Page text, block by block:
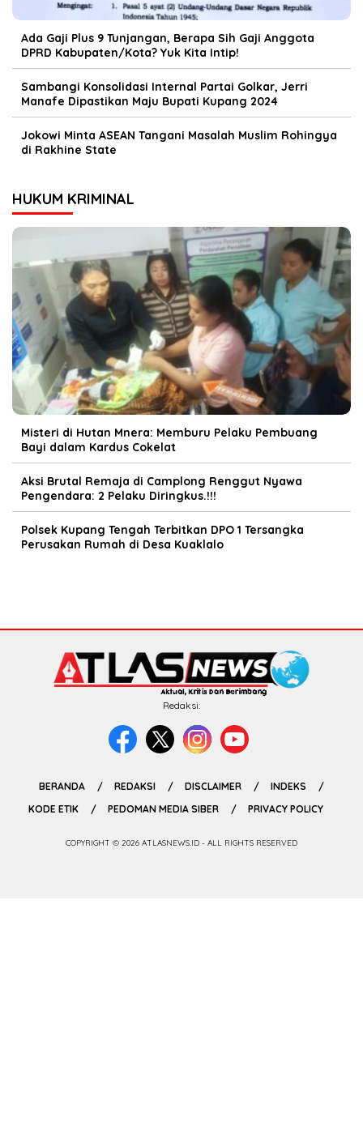
Ada Gaji Plus 9 Tunjangan, Berapa Sih Gaji Anggota
DPRD Kabupaten/Kota? Yuk Kita Intip!
Sambangi Konsolidasi Internal Partai Golkar, Jerri
Manafe Dipastikan Maju Bupati Kupang 2024
Jokowi Minta ASEAN Tangani Masalah Muslim Rohingya
di Rakhine State
HUKUM KRIMINAL
Misteri di Hutan Mnera: Memburu Pelaku Pembuang
Bayi dalam Kardus Cokelat
Aksi Brutal Remaja di Camplong Renggut Nyawa
Pengendara: 2 Pelaku Diringkus.!!!
Polsek Kupang Tengah Terbitkan DPO 1 Tersangka
Perusakan Rumah di Desa Kuaklalo
Redaksi:
BERANDA REDAKSI DISCLAIMER
INDEKS
KODE ETIK
PEDOMAN MEDIA SIBER PRIVACY POLICY
COPYRIGHT © 2026 ATLASNEWS.ID - ALL RIGHTS RESERVED